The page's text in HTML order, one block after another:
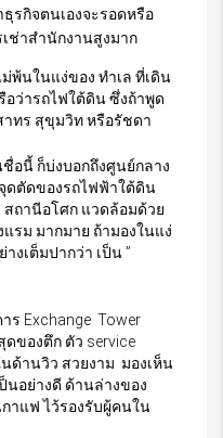
ธุรกิจตนเองจะรอดหรือ
ช่าสำนักงานสูงมาก
ม่พ้นในแง่ของ ทำเล ที่เดิน
ว่ารถไฟใต้ดิน ซึ่งถ้าพูด
าทร สุขุมวิท หรือรัชดา
ชื่อนี้ ก็บ่งบอกถึงศูนย์กลาง
ดตัดของรถไฟฟ้าใต้ดิน
ถานีอโศก แวดล้อมด้วย
รม มากมาย ถ้ามองในแง่
งเต็มปากว่า เป็น ”
าร Exchange Tower
ของตึก ตัว service
ด้านวิว สวยงาม มองเห็น
นอย่างดี ด้านล่างของ
าแฟ ไว้รองรับผู้คนใน